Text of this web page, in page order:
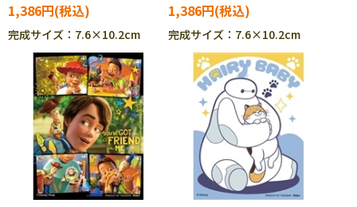
1,386円
完成サイズ：7.6×10.2cm
1,386円
完成サイズ：7.6×10.2cm